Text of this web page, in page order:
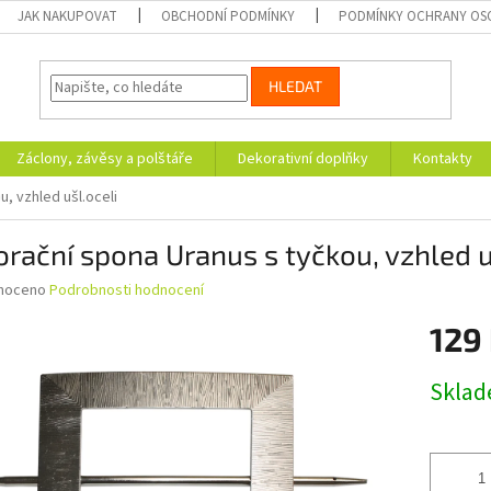
JAK NAKUPOVAT OBCHODNÍ PODMÍNKY PODMÍNKY OCHRANY
HLEDAT
Záclony, závěsy a polštáře Dekorativní doplňky
Kontakty
vzhled ušl.oceli
spona Uranus s tyčkou, vzhled
Podrobnosti hodnocení
129
cena: